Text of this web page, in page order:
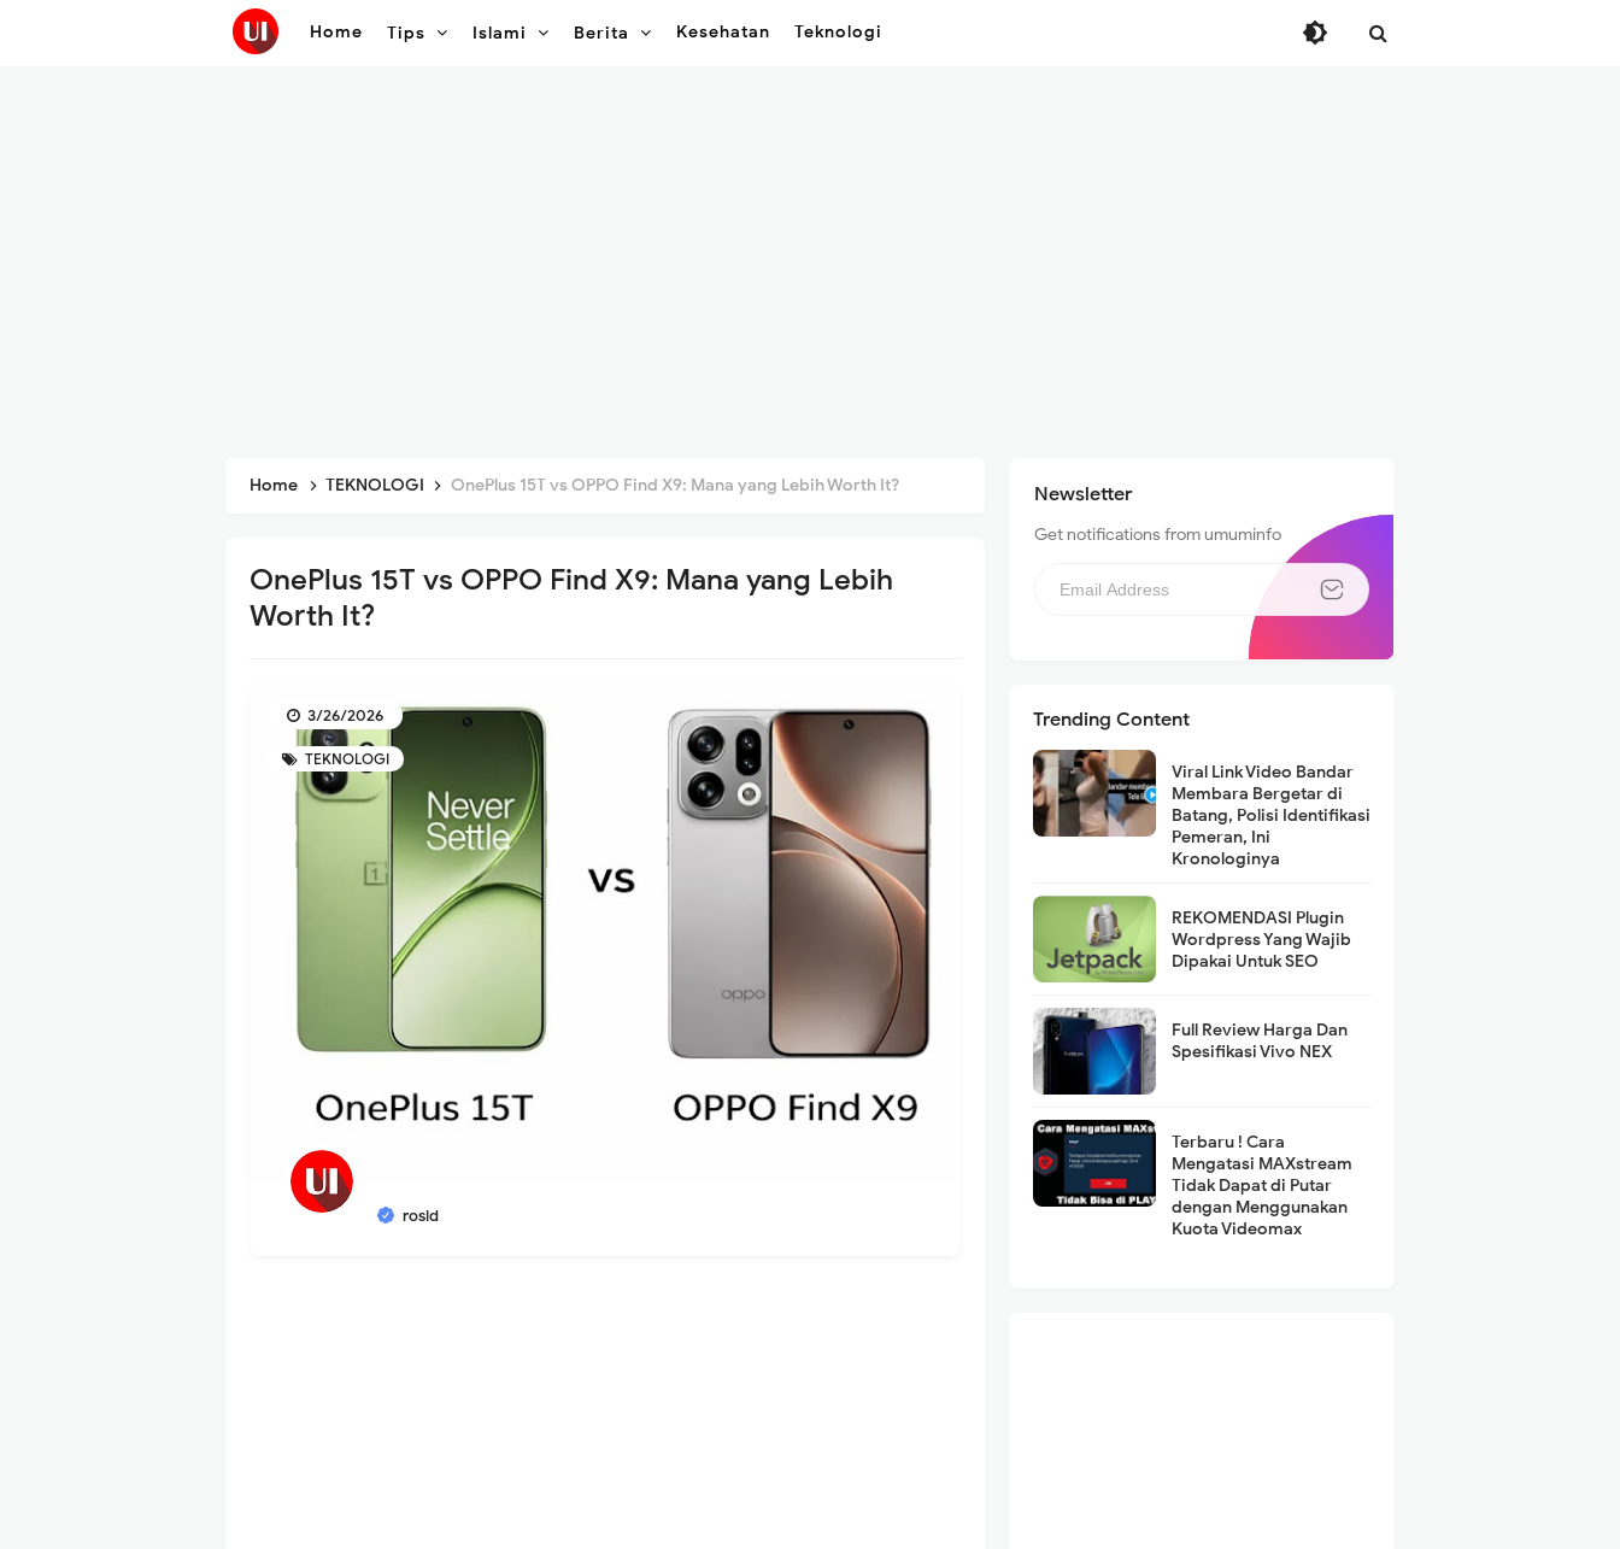
Home Tips Islami Berita Kesehatan Teknologi
Home TEKNOLOGI OnePlus 15T vs OPPO Find X9: Mana yang Lebih Worth It?
OnePlus 15T vs OPPO Find X9: Mana yang Lebih
Worth It?
TEKNOLOGI
rosid
3/26/2026
Newsletter
Get notifications from umuminfo
Trending Content
Viral Link Video Bandar
Membara Bergetar di
Batang, Polisi Identifikasi
Pemeran, Ini
Kronologinya
REKOMENDASI Plugin
Wordpress Yang Wajib
Dipakai Untuk SEO
Full Review Harga Dan
Spesifikasi Vivo NEX
Terbaru ! Cara
Mengatasi MAXstream
Tidak Dapat di Putar
dengan Menggunakan
Kuota Videomax